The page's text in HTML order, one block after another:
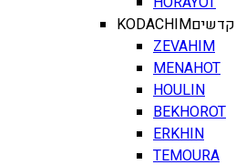
KODACHIMקדשים
ZEVAHIM
MENAHOT
HOULIN
BEKHOROT
ERKHIN
TEMOURA